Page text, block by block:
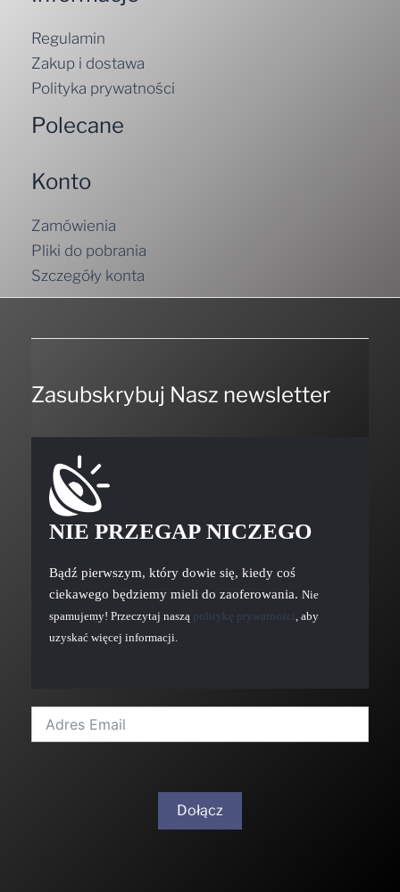
Regulamin
Zakup i dostawa
Polityka prywatności
Polecane
Konto
Zamówienia
Pliki do pobrania
Szczegóły konta
Zasubskrybuj Nasz newsletter
NIE PRZEGAP NICZEGO
Bądź pierwszym, który dowie się, kiedy coś
ciekawego będziemy mieli do zaoferowania. Nie
spamujemy! Przeczytaj naszą politykę prywatności , aby
uzyskać więcej informacji.
Dołącz